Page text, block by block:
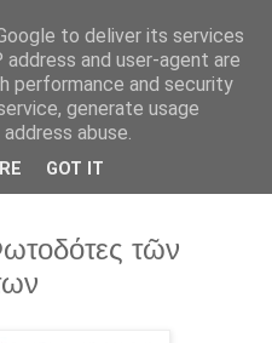
τῶν
to deliver its services
and user-agent are
performance and security
generate usage
abuse.
GOT IT